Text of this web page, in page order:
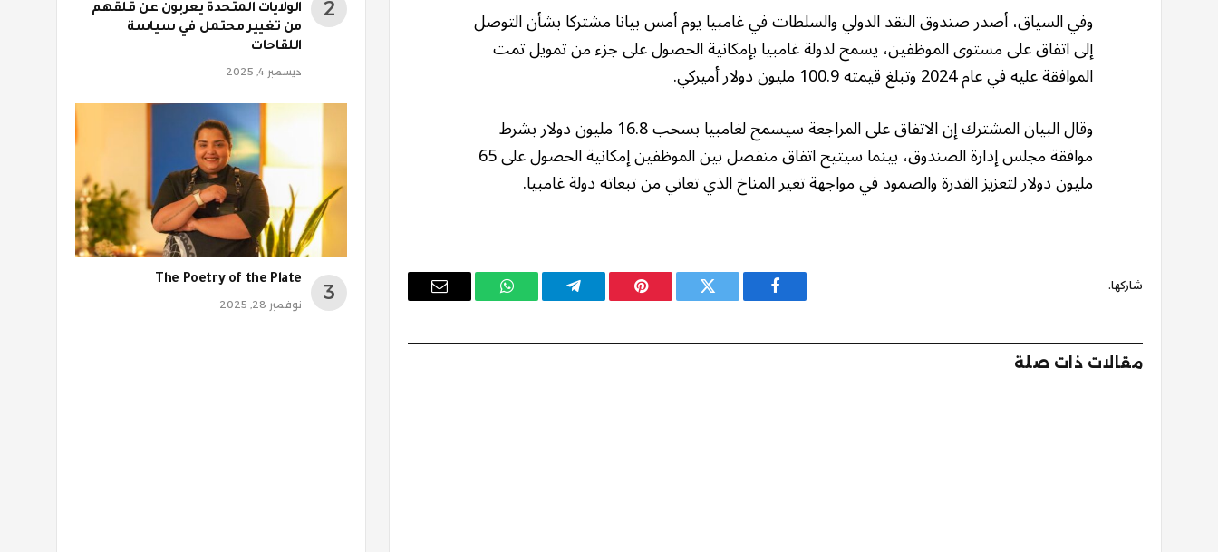
وفي السياق، أصدر صندوق النقد الدولي والسلطات في غامبيا يوم أمس بيانا مشتركا بشأن التوصل
إلى اتفاق على مستوى الموظفين، يسمح لدولة غامبيا بإمكانية الحصول على جزء من تمويل تمت
الموافقة عليه في عام 2024 وتبلغ قيمته 100.9 مليون دولار أميركي.
وقال البيان المشترك إن الاتفاق على المراجعة سيسمح لغامبيا بسحب 16.8 مليون دولار بشرط
موافقة مجلس إدارة الصندوق، بينما سيتيح اتفاق منفصل بين الموظفين إمكانية الحصول على 65
مليون دولار لتعزيز القدرة والصمود في مواجهة تغير المناخ الذي تعاني من تبعاته دولة غامبيا.
شاركها.
فيسبوك تويتر بينتيريستتيلقرام واتساب
البريد
مقالات ذات صلة
الولايات المتحدة يعربون عن قلقهم
من تغيير محتمل في سياسة
اللقاحات
ديسمبر 4, 2025
The Poetry of the Plate
نوفمبر 28, 2025